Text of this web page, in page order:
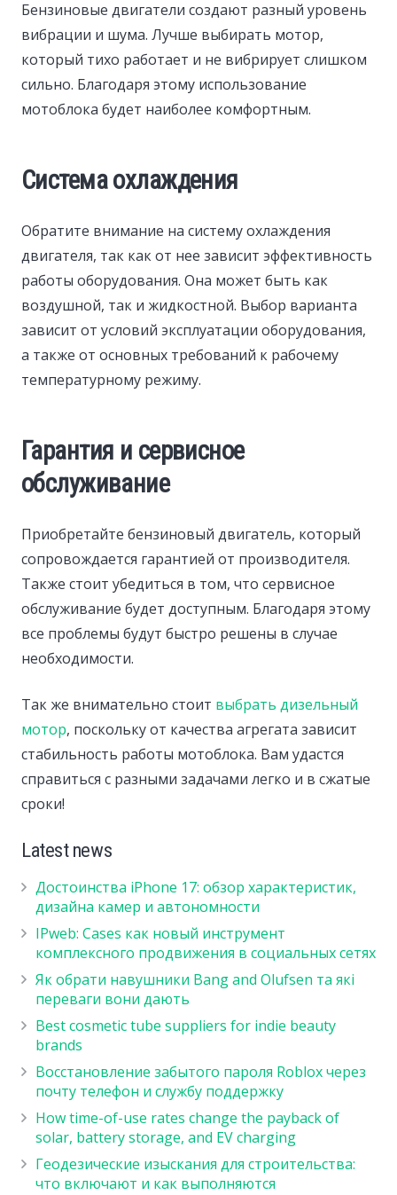
Бензиновые двигатели создают разный уровень
вибрации и шума. Лучше выбирать мотор,
который тихо работает и не вибрирует слишком
сильно. Благодаря этому использование
мотоблока будет наиболее комфортным.
Система охлаждения
Обратите внимание на систему охлаждения
двигателя, так как от нее зависит эффективность
работы оборудования. Она может быть как
воздушной, так и жидкостной. Выбор варианта
зависит от условий эксплуатации оборудования,
а также от основных требований к рабочему
температурному режиму.
Гарантия и сервисное
обслуживание
Приобретайте бензиновый двигатель, который
сопровождается гарантией от производителя.
Также стоит убедиться в том, что сервисное
обслуживание будет доступным. Благодаря этому
все проблемы будут быстро решены в случае
необходимости.
Так же внимательно стоит выбрать дизельный
мотор, поскольку от качества агрегата зависит
стабильность работы мотоблока. Вам удастся
справиться с разными задачами легко и в сжатые
сроки!
Latest news
Достоинства iPhone 17: обзор характеристик,
дизайна камер и автономности
IPweb: Cases как новый инструмент
комплексного продвижения в социальных сетях
Як обрати навушники Bang and Olufsen та які
переваги вони дають
Best cosmetic tube suppliers for indie beauty
brands
Восстановление забытого пароля Roblox через
почту телефон и службу поддержку
How time-of-use rates change the payback of
solar, battery storage, and EV charging
Геодезические изыскания для строительства:
что включают и как выполняются